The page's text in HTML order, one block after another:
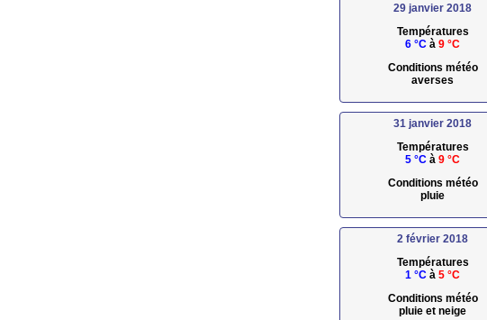
29 janvier 2018
Températures
6 °C à 9 °C
Conditions météo
averses
31 janvier 2018
Températures
5 °C à 9 °C
Conditions météo
pluie
2 février 2018
Températures
1 °C à 5 °C
Conditions météo
pluie et neige